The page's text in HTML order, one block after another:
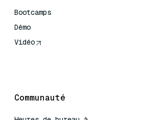
Bootcamps
Démo
Vidéo
Communauté